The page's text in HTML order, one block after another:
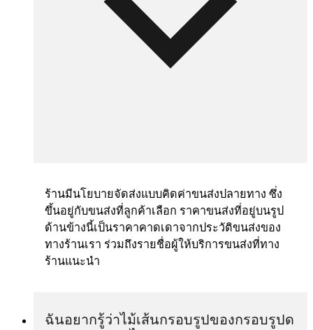
ร้านมีนโยบายจัดส่งแบบคิดค่าขนส่งปลายทาง ซึ่ง
ขึ้นอยู่กับขนส่งที่ลูกค้าเลือก ราคาขนส่งที่อยู่บนรูป
ด้านข้างนี้เป็นราคาคาดเดาจากประวัติขนส่งของ
ทางร้านเรา ร่วมถึงรายชื่อผู้ให้บริการขนส่งที่ทาง
ร้านแนะนำ
ฉันอยากรู้ว่าไม้เส้นกรอบรูปของกรอบรูปด